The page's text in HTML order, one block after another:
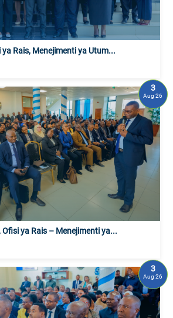
Rais, Menejimenti ya Utum...
ya Rais – Menejimenti ya...
3
Aug 26
3
Aug 26